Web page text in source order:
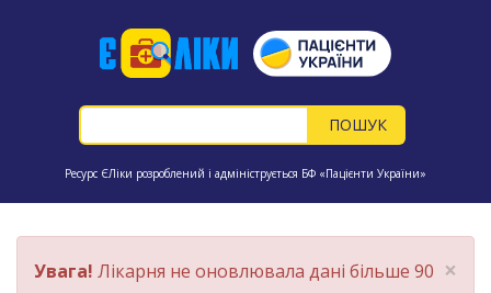
Ресурс ЄЛіки розроблений і адмініструється БФ «Пацієнти України»
×
Увага! Лікарня не оновлювала дані більше 90